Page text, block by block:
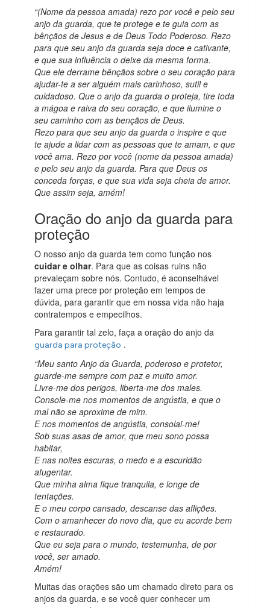
“(Nome da pessoa amada) rezo por você e pelo seu
anjo da guarda, que te protege e te guia com as
bênçãos de Jesus e de Deus Todo Poderoso. Rezo
para que seu anjo da guarda seja doce e cativante,
e que sua influência o deixe da mesma forma.
Que ele derrame bênçãos sobre o seu coração para
ajudar-te a ser alguém mais carinhoso, sutil e
cuidadoso. Que o anjo da guarda o proteja, tire toda
a mágoa e raiva do seu coração, e que ilumine o
seu caminho com as bençãos de Deus.
Rezo para que seu anjo da guarda o inspire e que
te ajude a lidar com as pessoas que te amam, e que
você ama. Rezo por você (nome da pessoa amada)
e pelo seu anjo da guarda. Para que Deus os
conceda forças, e que sua vida seja cheia de amor.
Que assim seja, amém!
Oração do anjo da guarda para
proteção
O nosso anjo da guarda tem como função nos
cuidar e olhar. Para que as coisas ruins não
prevaleçam sobre nós. Contudo, é aconselhável
fazer uma prece por proteção em tempos de
dúvida, para garantir que em nossa vida não haja
contratempos e empecilhos.
Para garantir tal zelo, faça a oração do anjo da
guarda para proteção .
“Meu santo Anjo da Guarda, poderoso e protetor,
guarde-me sempre com paz e muito amor.
Livre-me dos perigos, liberta-me dos males.
Console-me nos momentos de angústia, e que o
mal não se aproxime de mim.
E nos momentos de angústia, consolai-me!
Sob suas asas de amor, que meu sono possa
habitar,
E nas noites escuras, o medo e a escuridão
afugentar.
Que minha alma fique tranquila, e longe de
tentações.
E o meu corpo cansado, descanse das aflições.
Com o amanhecer do novo dia, que eu acorde bem
e restaurado.
Que eu seja para o mundo, testemunha, de por
você, ser amado.
Amém!
Muitas das orações são um chamado direto para os
anjos da guarda, e se você quer conhecer um